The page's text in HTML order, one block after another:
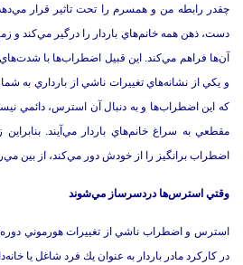
چقدر رابطه من و همسرم را تحت تاثير قرار
دست، ذهن همه خانم‌هاي باردار را درگير مي‌كند و
آن‌ها فراهم مي‌كند. اين قبيل اضطراب‌ها با
و يكي از نشانه‌هاي تغييرات ناشي از بارداري به
كه اين اضطراب‌ها و به دنبال آن استرس‌، دائمي
مقطعي به سراغ خانم‌هاي باردار مي‌آيند.
اضطراب برانگيز را از خودش دور مي‌كند، از بين
وقتي استرس‌ها دردسرساز مي‌شوند
استرس‌ و اضطراب ناشي از تغييرات هورموني
در كاركرد مادر باردار به عنوان يك فرد شاغل يا